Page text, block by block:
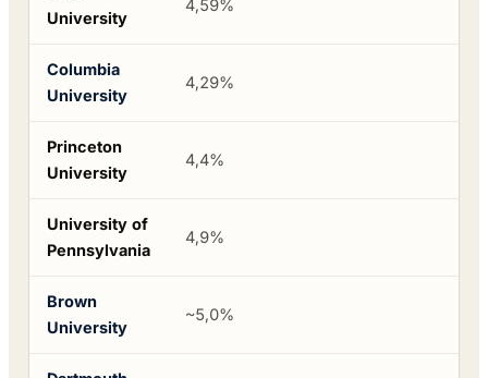
University
4,59%
Columbia
University
4,29%
Princeton
University
4,4%
University of
Pennsylvania
4,9%
Brown
University
~5,0%